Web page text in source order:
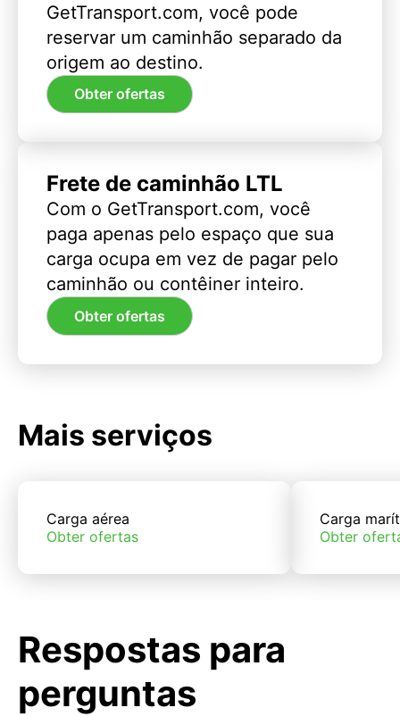
GetTransport.com, você pode
reservar um caminhão separado da
origem ao destino.
Obter ofertas
Frete de caminhão LTL
Com o GetTransport.com, você
paga apenas pelo espaço que sua
carga ocupa em vez de pagar pelo
caminhão ou contêiner inteiro.
Obter ofertas
Mais serviços
Carga aérea
Obter ofertas
Carga
Obter
Respostas para
perguntas